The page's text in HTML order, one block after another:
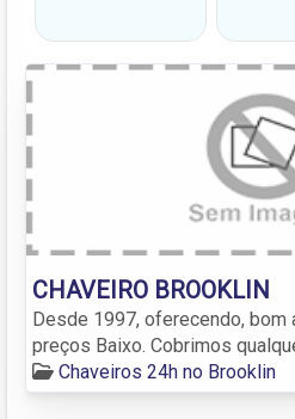
CHAVEIRO BROOKLIN
Desde 1997, oferecendo, bom
preços Baixo. Cobrimos
Chaveiros 24h no Brooklin